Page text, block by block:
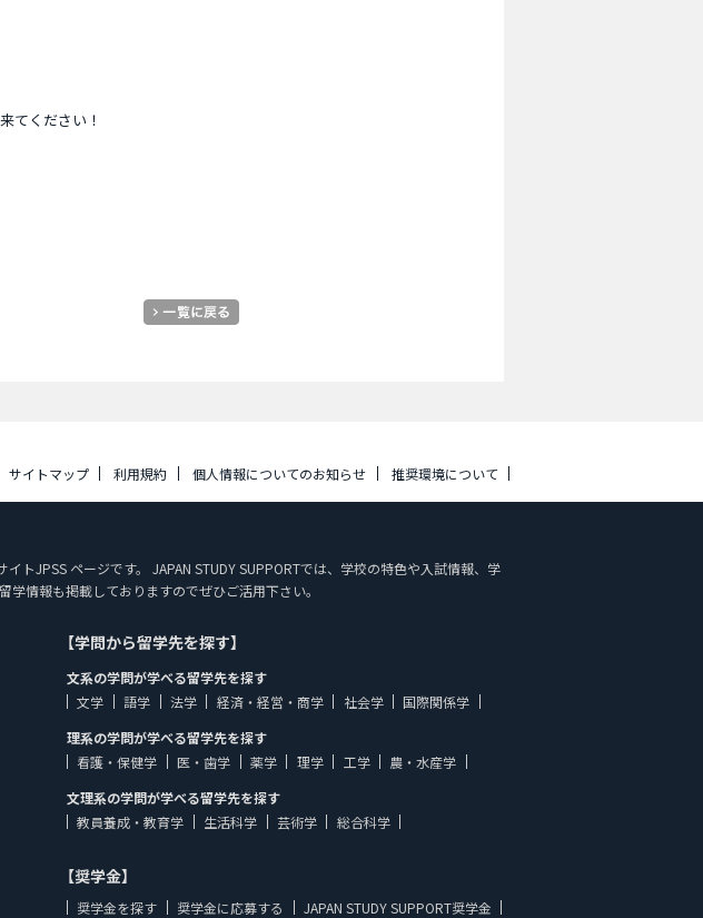
てください！
サイトマップ 利用規約 個人情報についてのお知らせ 推奨環境について
JPSS ページです。 JAPAN STUDY SUPPORTでは、学校の特色や入試情報、学
情報も掲載しておりますのでぜひご活用下さい。
【学問から留学先を探す】
文系の学問が学べる留学先を探す
文学
語学 法学 経済・経営・商学 社会学
国際関係学
理系の学問が学べる留学先を探す
看護・保健学
医・歯学 薬学 理学 工学
農・水産学
文理系の学問が学べる留学先を探す
教員養成・教育学
生活科学 芸術学 総合科学
【奨学金】
奨学金を探す 奨学金に応募する JAPAN STUDY SUPPORT奨学金